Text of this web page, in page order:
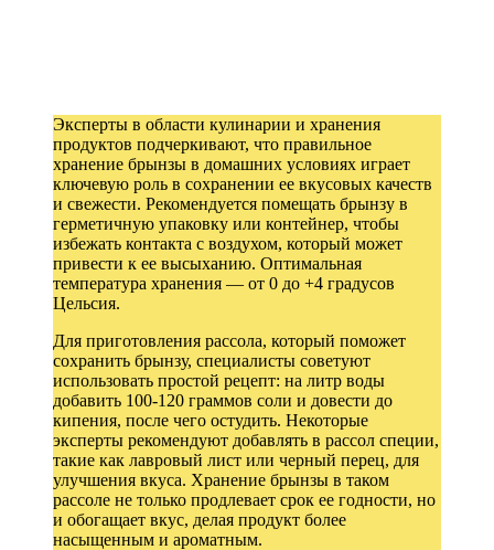
Эксперты в области кулинарии и хранения
продуктов подчеркивают, что правильное
хранение брынзы в домашних условиях играет
ключевую роль в сохранении ее вкусовых качеств
и свежести. Рекомендуется помещать брынзу в
герметичную упаковку или контейнер, чтобы
избежать контакта с воздухом, который может
привести к ее высыханию. Оптимальная
температура хранения — от 0 до +4 градусов
Цельсия.
Для приготовления рассола, который поможет
сохранить брынзу, специалисты советуют
использовать простой рецепт: на литр воды
добавить 100-120 граммов соли и довести до
кипения, после чего остудить. Некоторые
эксперты рекомендуют добавлять в рассол специи,
такие как лавровый лист или черный перец, для
улучшения вкуса. Хранение брынзы в таком
рассоле не только продлевает срок ее годности, но
и обогащает вкус, делая продукт более
насыщенным и ароматным.